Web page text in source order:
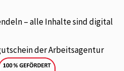
– alle Inhalte sind digital
der Arbeitsagentur